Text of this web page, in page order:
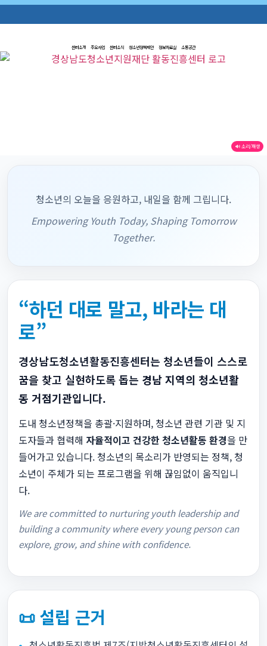
센터소개 주요사업 센터소식 청소년정책제안 정보자료실 소통공간
🔊 소리/재생
청소년의 오늘을 응원하고, 내일을 함께 그립니다.
Empowering Youth Today, Shaping Tomorrow
Together.
“하던 대로 말고, 바라는 대
로”
경상남도청소년활동진흥센터는 청소년들이 스스로
꿈을 찾고 실현하도록 돕는 경남 지역의 청소년활
동 거점기관입니다.
도내 청소년정책을 총괄·지원하며, 청소년 관련 기관 및 지
도자들과 협력해 자율적이고 건강한 청소년활동 환경을 만
들어가고 있습니다. 청소년의 목소리가 반영되는 정책, 청
소년이 주체가 되는 프로그램을 위해 끊임없이 움직입니
다.
We are committed to nurturing youth leadership and
building a community where every young person can
explore, grow, and shine with confidence.
📜 설립 근거